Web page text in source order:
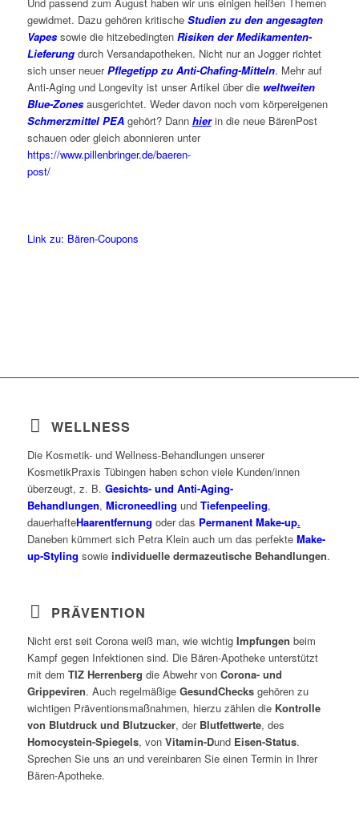
gewidmet. Dazu gehören kritische Studien zu den angesagten
Vapes sowie die hitzebedingten Risiken der Medikamenten-
Lieferung durch Versandapotheken. Nicht nur an Jogger richtet
sich unser neuerPflegetipp zu Anti-Chafing-Mitteln. Mehr auf
Anti-Aging und Longevity ist unser Artikel über die weltweiten
Blue-Zones ausgerichtet. Weder davon noch vom körpereigenen
Schmerzmittel PEA gehört? Dann hierin die neue BärenPost
schauen oder gleich abonnieren unter
https://www.pillenbringer.de/baeren-
post/
Link zu: Bären-Coupons
WELLNESS
Die Kosmetik- und Wellness-Behandlungen unserer
KosmetikPraxis Tübingen haben schon viele Kunden/innen
überzeugt, z. B. Gesichts- und Anti-Aging-
Behandlungen, Microneedling und Tiefenpeeling,
dauerhafteHaarentfernung oder das Permanent Make-up.
Daneben kümmert sich Petra Klein auch um das perfekte Make-
up-Styling sowie individuelle dermazeutische Behandlungen.
PRÄVENTION
Nicht erst seit Corona weiß man, wie wichtig Impfungen beim
Kampf gegen Infektionen sind. Die Bären-Apotheke unterstützt
mit dem TIZ Herrenberg die Abwehr von Corona- und
Grippeviren. Auch regelmäßige GesundChecksgehören zu
wichtigen Präventionsmaßnahmen, hierzu zählen die Kontrolle
von Blutdruck und Blutzucker, der Blutfettwerte, des
Homocystein-Spiegels, von Vitamin-Dund Eisen-Status.
Sprechen Sie uns an und vereinbaren Sie einen Termin in Ihrer
Bären-Apotheke.